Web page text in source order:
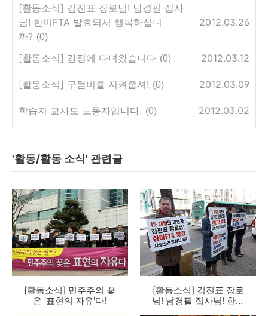
[활동소식] 김진표 장로님! 남경필 집사
님! 한미FTA 발효되서 행복하십니
까? (0)
2012.03.26
[활동소식] 강정에 다녀왔습니다 (0) 2012.03.12
[활동소식] 구럼비를 지켜줍셔! (0) 2012.03.09
학습지 교사도 노동자입니다. (0) 2012.03.02
'활동/활동 소식' 관련글
[활동소식] 민주주의 꽃
은 '표현의 자유'다!
[활동소식] 김진표 장로
님! 남경필 집사님! 한미